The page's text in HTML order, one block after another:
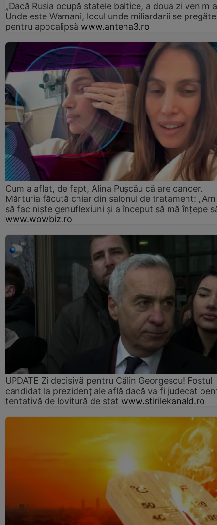
„Dacă Rusia ocupă statele baltice, a doua zi venim
Unde este Wamani, locul unde miliardarii se
pentru apocalipsă www.antena3.ro
Cum a aflat, de fapt, Alina Pușcău că are cancer.
Mărturia făcută chiar din salonul de tratament:
să fac niște genuflexiuni și a început să mă înțepe
www.wowbiz.ro
UPDATE Zi decisivă pentru Călin Georgescu! Fostul
candidat la prezidențiale află dacă va fi judecat
tentativă de lovitură de stat www.stirilekanald.ro